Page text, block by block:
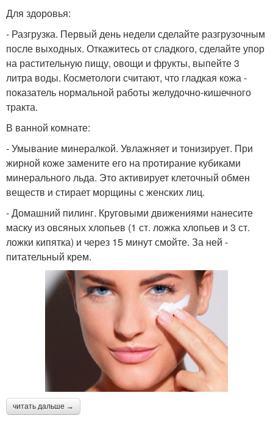
Для здоровья:
- Разгрузка. Первый день недели сделайте разгрузочным
после выходных. Откажитесь от сладкого, сделайте упор
на растительную пищу, овощи и фрукты, выпейте 3
литра воды. Косметологи считают, что гладкая кожа -
показатель нормальной работы желудочно-кишечного
тракта.
В ванной комнате:
- Умывание минералкой. Увлажняет и тонизирует. При
жирной коже замените его на протирание кубиками
минерального льда. Это активирует клеточный обмен
веществ и стирает морщины с женских лиц.
- Домашний пилинг. Круговыми движениями нанесите
маску из овсяных хлопьев (1 ст. ложка хлопьев и 3 ст.
ложки кипятка) и через 15 минут смойте. За ней -
питательный крем.
читать дальше →